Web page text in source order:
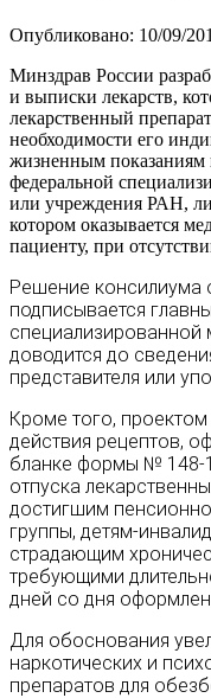
Опубликовано: 10/09/
Минздрав России
и выписки лекарств,
лекарственный
необходимости его
жизненным показаниям
федеральной
или учреждения РАН,
котором оказывается
пациенту, при
Решение консилиума
подписывается
специализированной
доводится до
представителя или
Кроме того, проектом
действия рецептов,
бланке формы № 148-
отпуска
достигшим
группы, детям-
страдающим
требующими
дней со дня
Для обоснования
наркотических ‎и
препаратов для